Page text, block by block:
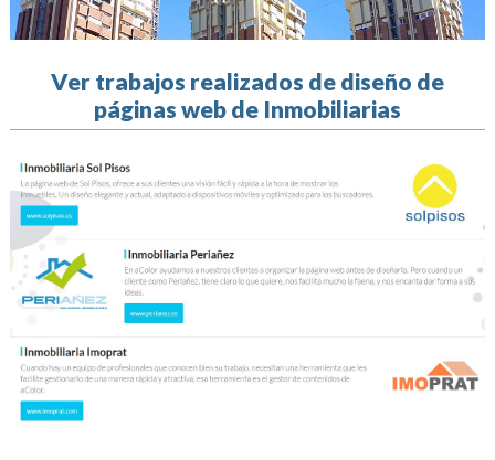
Ver trabajos realizados de diseño de
páginas web de Inmobiliarias